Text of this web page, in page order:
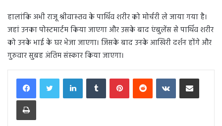
हालांकि अभी राजू श्रीवास्‍तव के पार्थिव शरीर को मोर्चरी ले जाया गया है।
जहां उनका पोस्टमार्टम किया जाएगा और उसके बाद एंबुलेंस से पार्थिव शरीर
को उनके भाई के घर भेजा जाएगा। जिसके बाद उनके आखि‍री दर्शन होंगे और
गुरुवार सुबह अंतिम संस्कार किया जाएगा।
LinkedInTumblr PinterestReddit VKontakteShare via Email
Print